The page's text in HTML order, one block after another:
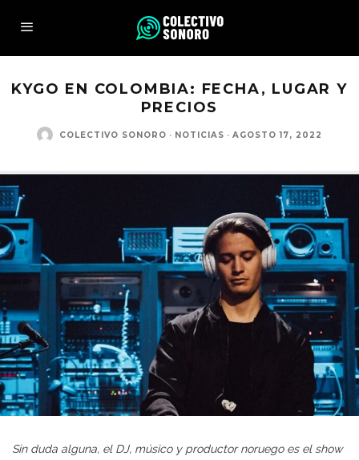
KYGO EN COLOMBIA: FECHA, LUGAR Y
PRECIOS
COLECTIVO SONORO · NOTICIAS · AGOSTO 17, 2022
Sin duda alguna, el DJ, músico y productor noruego es el show